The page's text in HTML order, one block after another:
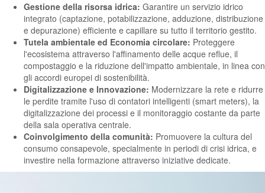
Gestione della risorsa idrica: Garantire un servizio idrico
integrato (captazione, potabilizzazione, adduzione, distribuzione
e depurazione) efficiente e capillare su tutto il territorio gestito.
Tutela ambientale ed Economia circolare: Proteggere
l'ecosistema attraverso l'affinamento delle acque reflue, il
compostaggio e la riduzione dell'impatto ambientale, in linea con
gli accordi europei di sostenibilità.
Digitalizzazione e Innovazione: Modernizzare la rete e ridurre
le perdite tramite l'uso di contatori intelligenti (smart meters), la
digitalizzazione dei processi e il monitoraggio costante da parte
della sala operativa centrale.
Coinvolgimento della comunità: Promuovere la cultura del
consumo consapevole, specialmente in periodi di crisi idrica, e
investire nella formazione attraverso iniziative dedicate.